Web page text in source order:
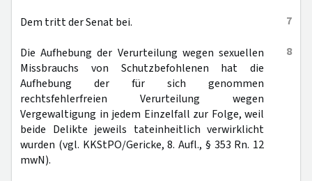
7
Dem tritt der Senat bei.
8
Die Aufhebung der Verurteilung wegen sexuellen
Missbrauchs von Schutzbefohlenen hat die
Aufhebung der für sich genommen
rechtsfehlerfreien Verurteilung wegen
Vergewaltigung in jedem Einzelfall zur Folge, weil
beide Delikte jeweils tateinheitlich verwirklicht
wurden (vgl. KKStPO/Gericke, 8. Aufl., § 353 Rn. 12
mwN).